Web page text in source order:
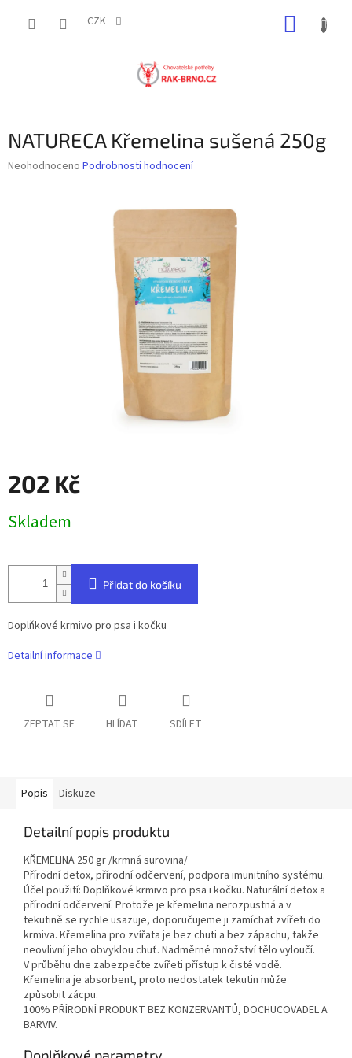
CZK
NATURECA Křemelina sušená 250g
Průměrné
Neohodnoceno Podrobnosti hodnocení
202 Kč
cena:
Skladem
Přidat do košíku
Doplňkové krmivo pro psa i kočku
Detailní informace
ZEPTAT SE HLÍDAT SDÍLET
Popis Diskuze
Detailní popis produktu
KŘEMELINA 250 gr /krmná surovina/
Přírodní detox, přírodní odčervení, podpora imunitního systému.
Účel použití: Doplňkové krmivo pro psa i kočku. Naturální detox a
přírodní odčervení. Protože je křemelina nerozpustná a v
tekutině se rychle usazuje, doporučujeme ji zamíchat zvířeti do
krmiva. Křemelina pro zvířata je bez chuti a bez zápachu, takže
neovlivní jeho obvyklou chuť. Nadměrné množství tělo vyloučí.
V průběhu dne zabezpečte zvířeti přístup k čisté vodě.
Křemelina je absorbent, proto nedostatek tekutin může
způsobit zácpu.
100% PŘÍRODNÍ PRODUKT BEZ KONZERVANTŮ, DOCHUCOVADEL A
BARVIV.